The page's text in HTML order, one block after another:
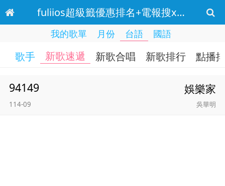
fuliios超級籤優惠排名+電報搜xhgj03+.cnm 台語 新歌速遞
我的歌單 月份 台語 國語
歌手 新歌速遞 新歌合唱 新歌排行 點播
94149 娛樂家
114-09 吳華明